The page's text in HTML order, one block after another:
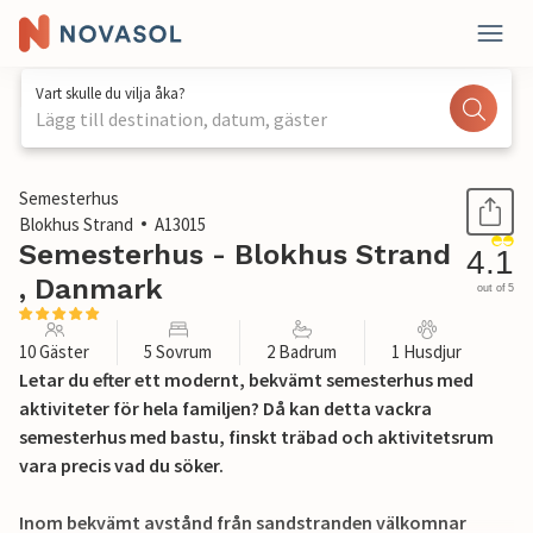
Vart skulle du vilja åka?
Lägg till destination, datum, gäster
1 / 18
Semesterhus
Blokhus Strand
A13015
Semesterhus - Blokhus Strand
, Danmark
4.1
out of 5
10 Gäster 5 Sovrum 2 Badrum 1 Husdjur
Letar du efter ett modernt, bekvämt semesterhus med
aktiviteter för hela familjen? Då kan detta vackra
semesterhus med bastu, finskt träbad och aktivitetsrum
vara precis vad du söker.
Inom bekvämt avstånd från sandstranden välkomnar